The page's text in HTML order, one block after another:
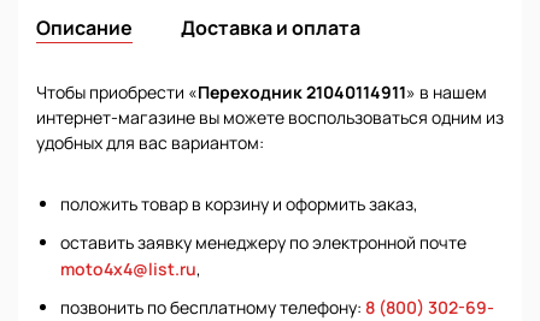
Описание Доставка и оплата
Чтобы приобрести «Переходник 21040114911» в нашем
интернет-магазине вы можете воспользоваться одним из
удобных для вас вариантом:
положить товар в корзину и оформить заказ,
оставить заявку менеджеру по электронной почте
moto4x4@list.ru,
позвонить по бесплатному телефону: 8 (800) 302-69-